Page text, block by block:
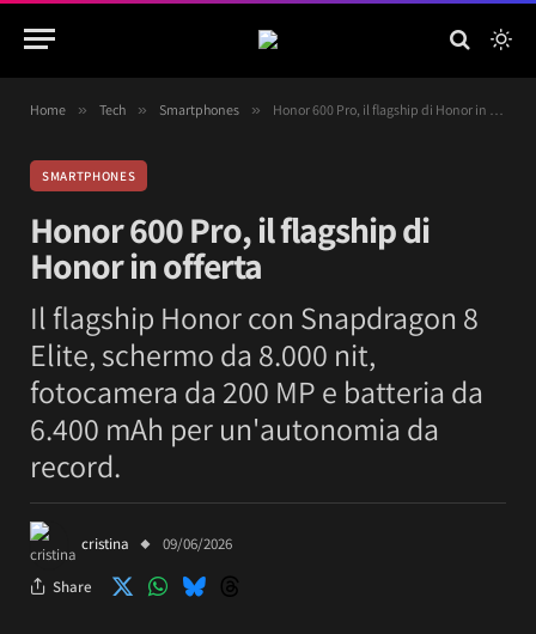
Home » Tech » Smartphones » Honor 600 Pro, il flagship di Honor in offerta
SMARTPHONES
Honor 600 Pro, il flagship di
Honor in offerta
Il flagship Honor con Snapdragon 8
Elite, schermo da 8.000 nit,
fotocamera da 200 MP e batteria da
6.400 mAh per un'autonomia da
record.
cristina 09/06/2026
Share